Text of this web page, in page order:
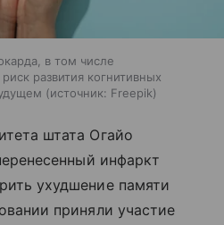
в том числе
развития когнитивных
источник: Freepik
штата Огайо
инфаркт
ухудшение памяти
приняли участие